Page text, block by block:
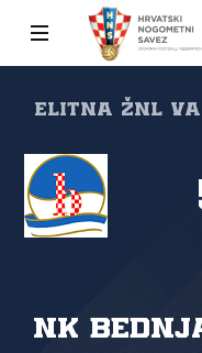
Elitna ŽNL
NK